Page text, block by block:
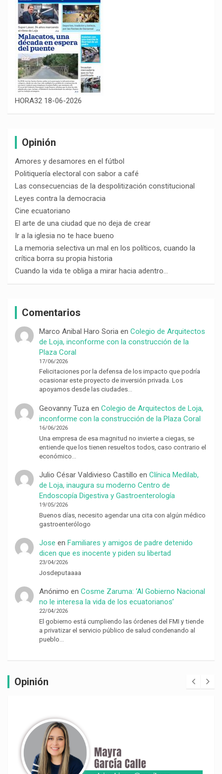
HORA32 18-06-2026
Opinión
Amores y desamores en el fútbol
Politiquería electoral con sabor a café
Las consecuencias de la despolitización constitucional
Leyes contra la democracia
Cine ecuatoriano
El arte de una ciudad que no deja de crear
Ir a la iglesia no te hace bueno
La memoria selectiva un mal en los políticos, cuando la
crítica borra su propia historia
Cuando la vida te obliga a mirar hacia adentro…
Comentarios
Marco Anibal Haro Soriaen Colegio de Arquitectos
de Loja, inconforme con la construcción de la
Plaza Coral
17/06/2026
Felicitaciones por la defensa de los impacto que podría
ocasionar este proyecto de inversión privada. Los
apoyamos desde las ciudades…
Geovanny Tuzaen Colegio de Arquitectos de Loja,
inconforme con la construcción de la Plaza Coral
16/06/2026
Una empresa de esa magnitud no invierte a ciegas, se
entiende que los tienen resueltos todos, caso contrario el
económico…
Julio César Valdivieso Castillo en Clínica Medilab,
de Loja, inaugura su moderno Centro de
Endoscopía Digestiva y Gastroenterología
19/05/2026
Buenos días, necesito agendar una cita con algún médico
gastroenterólogo
Jose en Familiares y amigos de padre detenido
dicen que es inocente y piden su libertad
23/04/2026
Josdeputaaaa
Anónimo en Cosme Zaruma: ‘Al Gobierno Nacional
no le interesa la vida de los ecuatorianos’
22/04/2026
El gobierno está cumpliendo las órdenes del FMI y tiende
a privatizar el servicio público de salud condenando al
pueblo…
Opinión